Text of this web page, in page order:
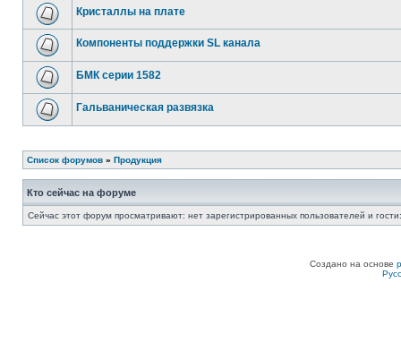
Кристаллы на плате
Компоненты поддержки SL канала
БМК серии 1582
Гальваническая развязка
Список форумов » Продукция
Кто сейчас на форуме
Сейчас этот форум просматривают: нет зарегистрированных пользователей и
Создано на основе